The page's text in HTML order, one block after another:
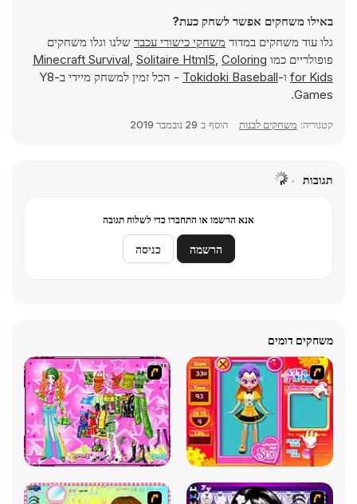
באילו משחקים אפשר לשחק כעת?
גלו עוד משחקים במדור משחקי כישורי עכבר שלנו וגלו משחקים
פופולריים כמו
Minecraft Survival, Solitaire Html5, Coloring
for Kids ו-Tokidoki Baseball
- הכל זמין למשחק מיידי ב-Y8
Games.
קטגוריה: משחקים לבנות הוסף ב 29 נובמבר 2019
תגובות
אנא הרשמו או התחברו כדי לשלוח תגובה
הרשמה כניסה
משחקים דומים